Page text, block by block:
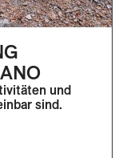
und
sind.